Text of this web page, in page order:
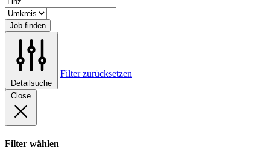
Job finden
Detailsuche
Filter zurücksetzen
Close
Filter wählen